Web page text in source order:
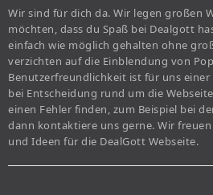
Wir sind für dich da. Wir legen großen
möchten, dass du Spaß bei Dealgott
einfach wie möglich gehalten ohne
verzichten auf die Einblendung von
Benutzerfreundlichkeit ist für uns
bei Entscheidung rund um die
einen Fehler finden, zum Beispiel bei
dann kontaktiere uns gerne. Wir
und Ideen für die DealGott Webseite.